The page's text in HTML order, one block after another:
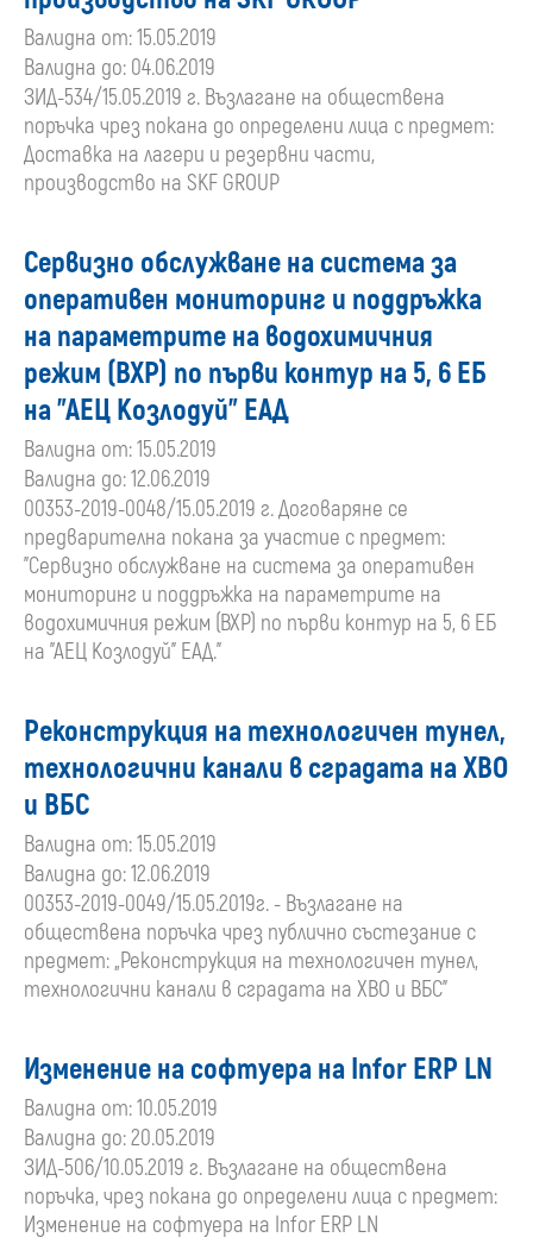
Валидна от: 15.05.2019
Валидна до: 04.06.2019
ЗИД-534/15.05.2019 г. Възлагане на обществена
поръчка чрез покана до определени лица с предмет:
Доставка на лагери и резервни части,
производство на SKF GROUP
Сервизно обслужване на система за
оперативен мониторинг и поддръжка
на параметрите на водохимичния
режим (ВХР) по първи контур на 5, 6 ЕБ
на "АЕЦ Козлодуй" ЕАД
Валидна от: 15.05.2019
Валидна до: 12.06.2019
00353-2019-0048/15.05.2019 г. Договаряне се
предварителна покана за участие с предмет:
"Сервизно обслужване на система за оперативен
мониторинг и поддръжка на параметрите на
водохимичния режим (ВХР) по първи контур на 5, 6 ЕБ
на "АЕЦ Козлодуй" ЕАД."
Реконструкция на технологичен тунел,
технологични канали в сградата на ХВО
и ВБС
Валидна от: 15.05.2019
Валидна до: 12.06.2019
00353-2019-0049/15.05.2019г. - Възлагане на
обществена поръчка чрез публично състезание с
предмет: „Реконструкция на технологичен тунел,
технологични канали в сградата на ХВО и ВБС”
Изменение на софтуера на Infor ERP LN
Валидна от: 10.05.2019
Валидна до: 20.05.2019
ЗИД-506/10.05.2019 г. Възлагане на обществена
поръчка, чрез покана до определени лица с предмет:
Изменение на софтуера на Infor ERP LN